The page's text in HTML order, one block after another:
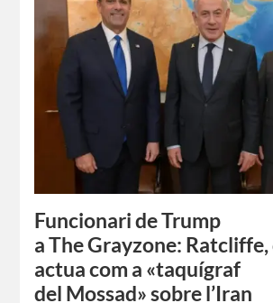
Funcionari de Trump
a The Grayzone: Ratcliffe,
actua com a «taquígraf
del Mossad» sobre l’Iran